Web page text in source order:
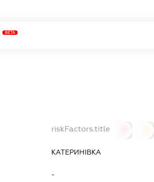
BETA
riskFactors.title
КАТЕРИНІВКА
-